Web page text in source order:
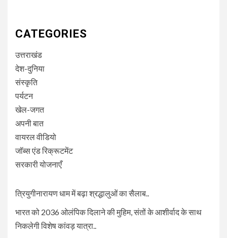
CATEGORIES
उत्तराखंड
देश-दुनिया
संस्कृति
पर्यटन
खेल-जगत
अपनी बात
वायरल वीडियो
जॉब्स एंड रिक्रूटमेंट
सरकारी योजनाएँ
त्रियुगीनारायण धाम में बढ़ा श्रद्धालुओं का सैलाब..
भारत को 2036 ओलंपिक दिलाने की मुहिम, संतों के आशीर्वाद के साथ
निकलेगी विशेष कांवड़ यात्रा..